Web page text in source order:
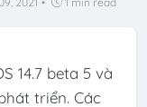
14.7 beta 5 và
triển. Các